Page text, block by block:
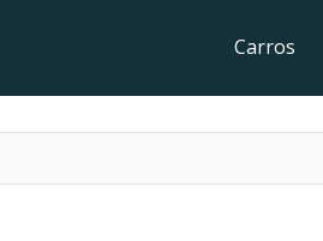
Carros